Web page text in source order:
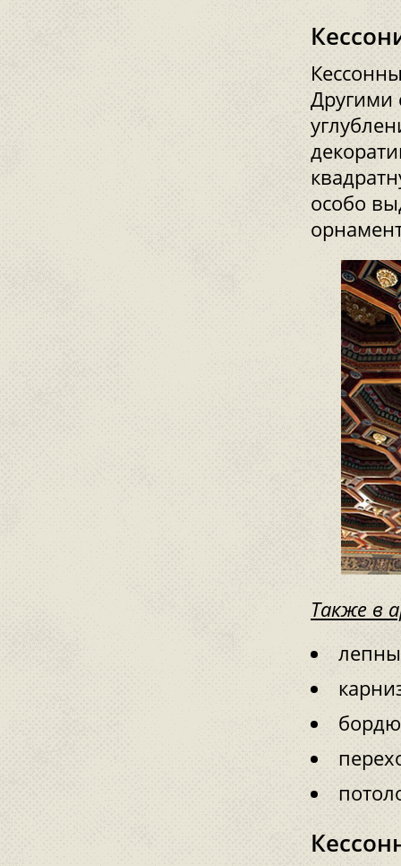
Другими
особо
Также в